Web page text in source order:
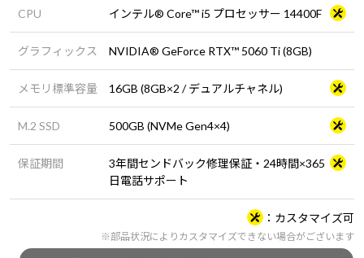
CPU インテル® Core™ i5 プロセッサー 14400F
グラフィックス NVIDIA® GeForce RTX™ 5060 Ti (8GB)
メモリ標準容量 16GB (8GB×2 / デュアルチャネル)
M.2 SSD 500GB (NVMe Gen4×4)
保証期間
3年間センドバック修理保証・24時間×365
日電話サポート
カスタマイズ可
※部品状況によりカスタマイズできない場合がございます